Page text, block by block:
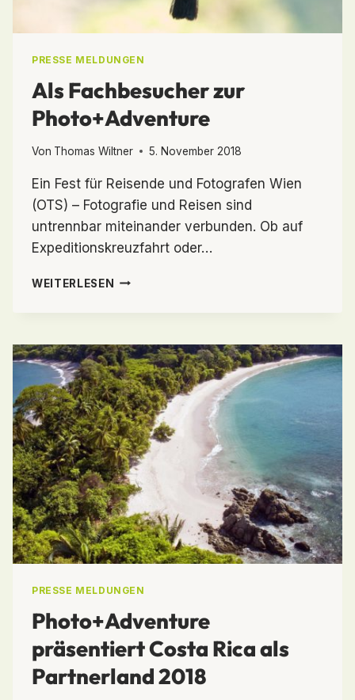
PRESSE MELDUNGEN
Als Fachbesucher zur
Photo+Adventure
Von Thomas Wiltner 5. November 2018
Ein Fest für Reisende und Fotografen Wien
(OTS) – Fotografie und Reisen sind
untrennbar miteinander verbunden. Ob auf
Expeditionskreuzfahrt oder…
WEITERLESEN
ALS
PRESSE MELDUNGEN
Photo+Adventure
präsentiert Costa Rica als
Partnerland 2018